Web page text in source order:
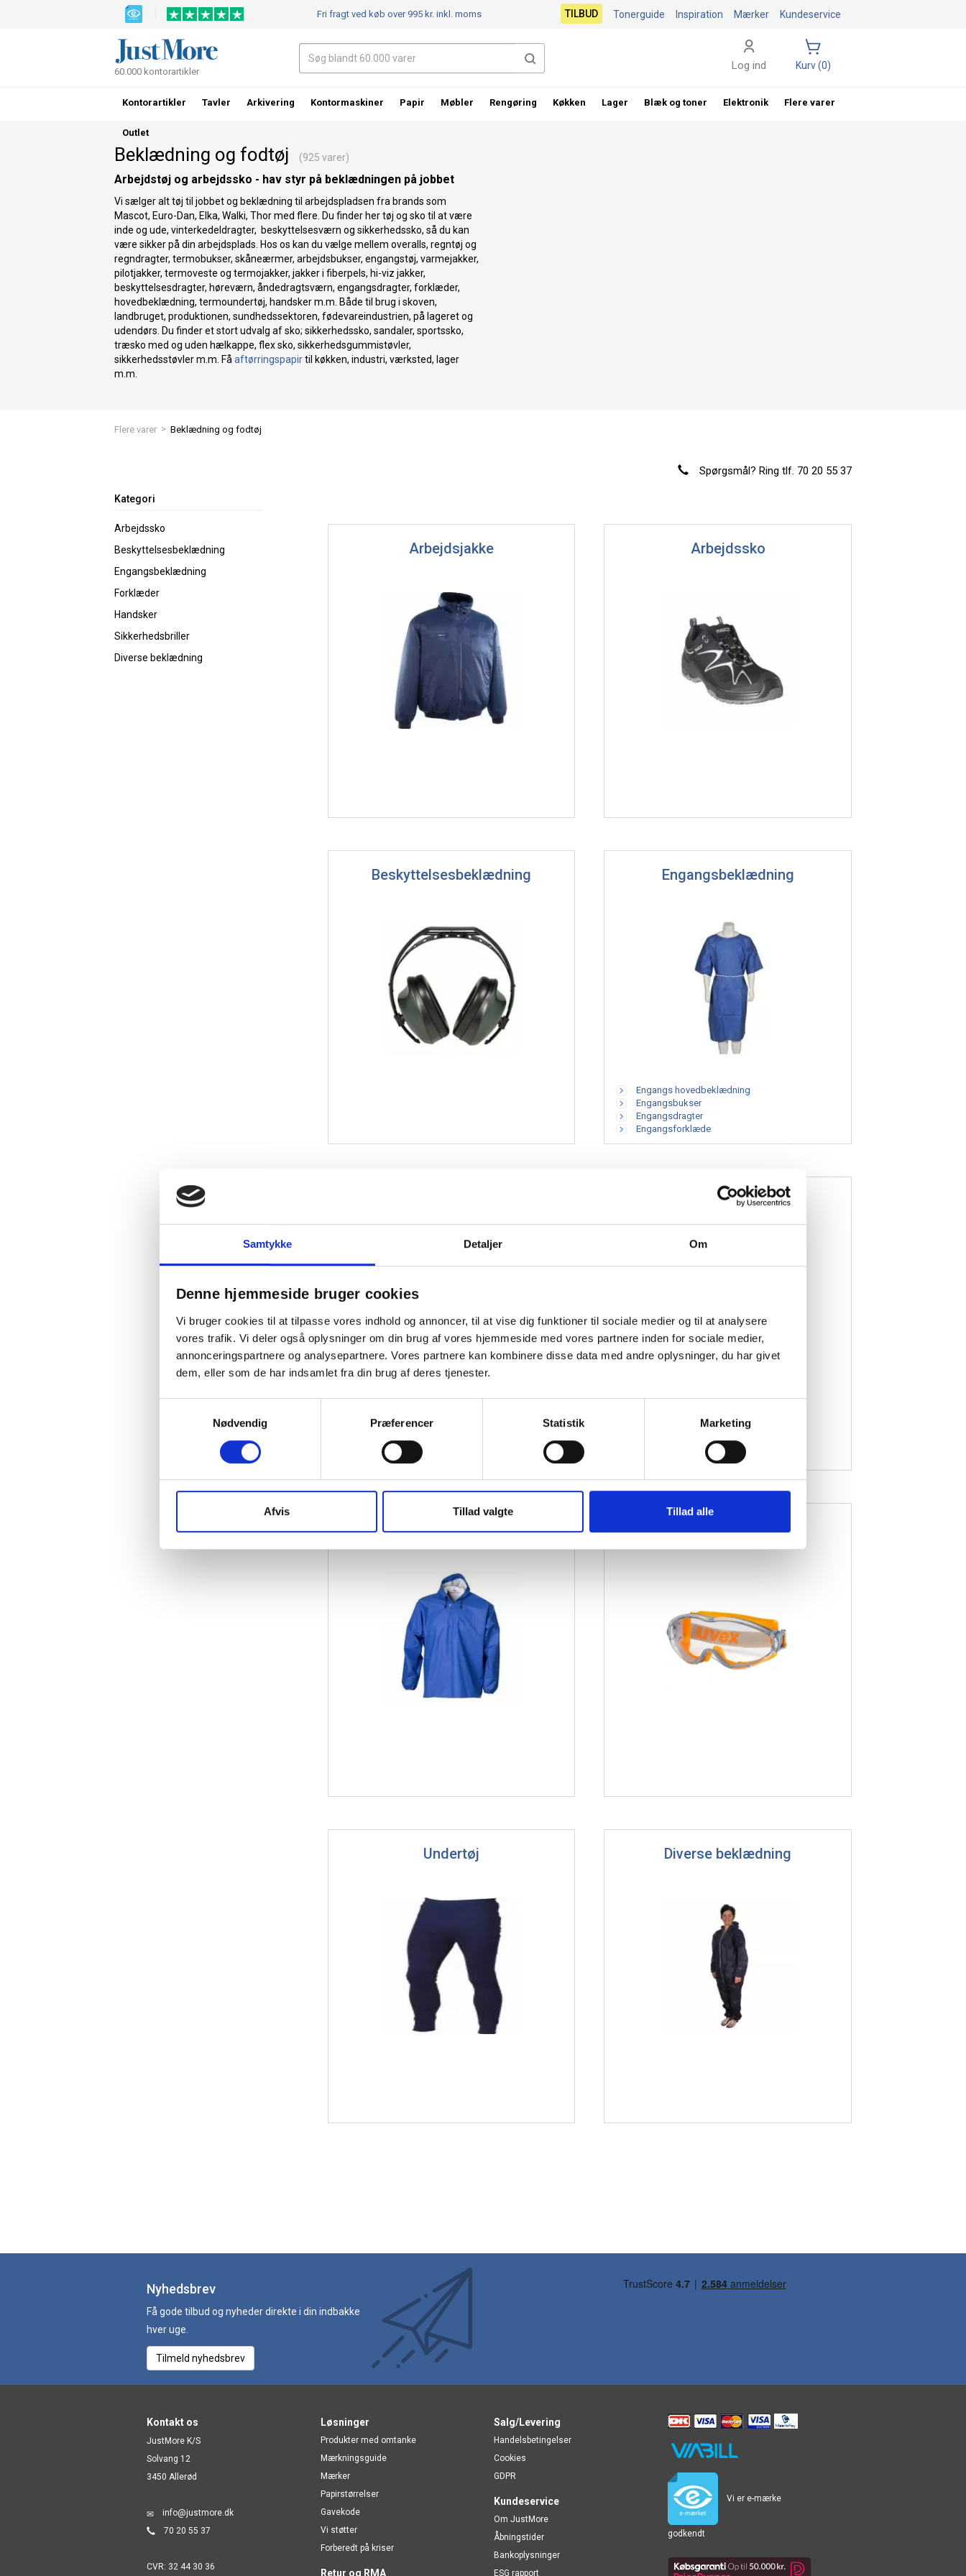
Samtykke Detaljer Om
Denne hjemmeside bruger cookies
Vi bruger cookies til at tilpasse vores indhold og annoncer, til at vise dig funktioner til sociale medier og til at analysere
vores trafik. Vi deler også oplysninger om din brug af vores hjemmeside med vores partnere inden for sociale medier,
annonceringspartnere og analysepartnere. Vores partnere kan kombinere disse data med andre oplysninger, du har givet
dem, eller som de har indsamlet fra din brug af deres tjenester.
Nødvendig
Præferencer Statistik Marketing
Afvis Tillad valgte Tillad alle
Beklædning og fodtøj (925 varer)
Arbejdstøj og arbejdssko - hav styr på beklædningen på jobbet
Vi sælger alt tøj til jobbet og beklædning til arbejdspladsen fra brands som
Mascot, Euro-Dan, Elka, Walki, Thor med flere. Du finder her tøj og sko til at være
inde og ude, vinterkedeldragter, beskyttelsesværn og sikkerhedssko, så du kan
være sikker på din arbejdsplads. Hos os kan du vælge mellem overalls, regntøj og
regndragter, termobukser, skåneærmer, arbejdsbukser, engangstøj, varmejakker,
pilotjakker, termoveste og termojakker, jakker i fiberpels, hi-viz jakker,
beskyttelsesdragter, høreværn, åndedragtsværn, engangsdragter, forklæder,
hovedbeklædning, termoundertøj, handsker m.m. Både til brug i skoven,
landbruget, produktionen, sundhedssektoren, fødevareindustrien, på lageret og
udendørs. Du finder et stort udvalg af sko; sikkerhedssko, sandaler, sportssko,
træsko med og uden hælkappe, flex sko, sikkerhedsgummistøvler,
sikkerhedsstøvler m.m. Få aftørringspapirtil køkken, industri, værksted, lager
m.m.
Flere varer > Beklædning og fodtøj
Spørgsmål? Ring tlf. 70 20 55 37
Kategori
Arbejdssko
Beskyttelsesbeklædning
Engangsbeklædning
Forklæder
Handsker
Sikkerhedsbriller
Diverse beklædning
Arbejdsjakke Arbejdssko
Beskyttelsesbeklædning Engangsbeklædning
Engangs hovedbeklædning
Engangsbukser
Engangsdragter
Engangsforklæde
Handsker
Arbejdshandsker
Bomuldshandsker
Husholdningshandsker
Regntøj
Undertøj Diverse beklædning
Fri fragt ved køb over 995 kr.inkl. moms Kundeservice
Mærker
Inspiration
Tonerguide
TILBUD
60.000 kontorartikler Log ind Kurv (0)
Kontorartikler Tavler Arkivering Kontormaskiner Papir Møbler Rengøring Køkken Lager Blæk og toner Elektronik Flere varer
Outlet
Nyhedsbrev
Få gode tilbud og nyheder direkte i din indbakke
hver uge.
Tilmeld nyhedsbrev
Kontakt os
JustMore K/S
Solvang 12
3450 Allerød
info@justmore.dk
70 20 55 37
CVR: 32 44 30 36
Løsninger
Produkter med omtanke
Mærkningsguide
Mærker
Papirstørrelser
Gavekode
Vi støtter
Forberedt på kriser
Retur og RMA
Salg/Levering
Handelsbetingelser
Cookies
GDPR
Kundeservice
Om JustMore
Åbningstider
Bankoplysninger
ESG rapport
Vi er e-mærke
godkendt